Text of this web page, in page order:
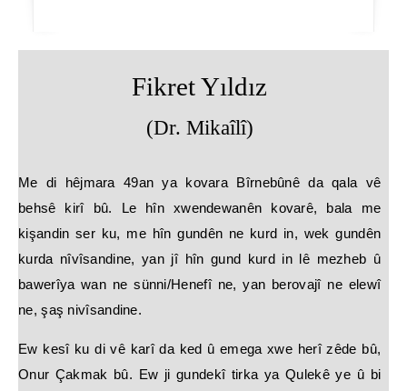
Fikret Yıldız
(Dr. Mikaîlî)
Me di hêjmara 49an ya kovara Bîrnebûnê da qala vê
behsê kirî bû. Le hîn xwendewanên kovarê, bala me
kişandin ser ku, me hîn gundên ne kurd in, wek gundên
kurda nîvîsandine, yan jî hîn gund kurd in lê mezheb û
bawerîya wan ne sünni/Henefî ne, yan berovajî ne elewî
ne, şaş nivîsandine.
Ew kesî ku di vê karî da ked û emega xwe herî zêde bû,
Onur Çakmak bû. Ew ji gundekî tirka ya Qulekê ye û bi